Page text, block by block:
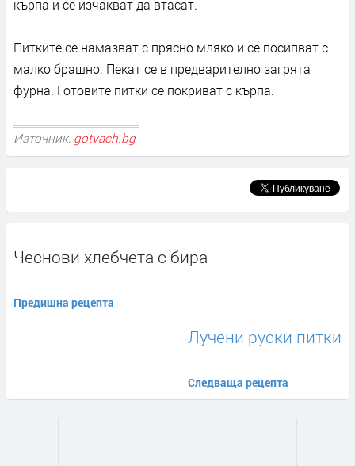
кърпа и се изчакват да втасат.
Питките се намазват с прясно мляко и се посипват с
малко брашно. Пекат се в предварително загрята
фурна. Готовите питки се покриват с кърпа.
Източник: gotvach.bg
Чеснови хлебчета с бира
Предишна рецепта
Лучени руски питки
Следваща рецепта